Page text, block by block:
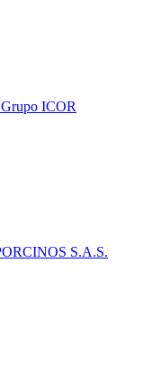
ICOR
S.A.S.